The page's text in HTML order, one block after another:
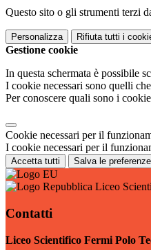
Questo sito o gli strumenti terzi
Personalizza Rifiuta tutti i
Gestione cookie
In questa schermata è possibile
I cookie necessari sono quelli
Per conoscere quali sono i
Cookie necessari per il
I cookie necessari per il
Accetta tutti Salva le preferenze
Liceo
Contatti
Liceo Scientifico Fermi Polo